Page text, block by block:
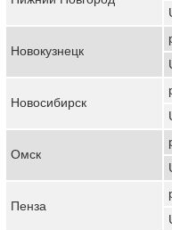
Новокузнецк
Новосибирск
Омск
Пенза